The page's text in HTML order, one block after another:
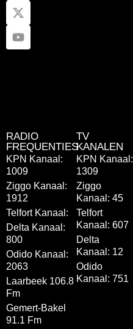
RADIO
FREQUENTIES
KPN Kanaal:
1009
Ziggo Kanaal:
1912
Telfort Kanaal:
Delta Kanaal:
800
Odido Kanaal:
2063
Laarbeek 106.8
Fm
Gemert-Bakel
91.1 Fm
TV
KANALEN
KPN Kanaal:
1309
Ziggo
Kanaal: 45
Telfort
Kanaal: 607
Delta
Kanaal: 12
Odido
Kanaal: 751